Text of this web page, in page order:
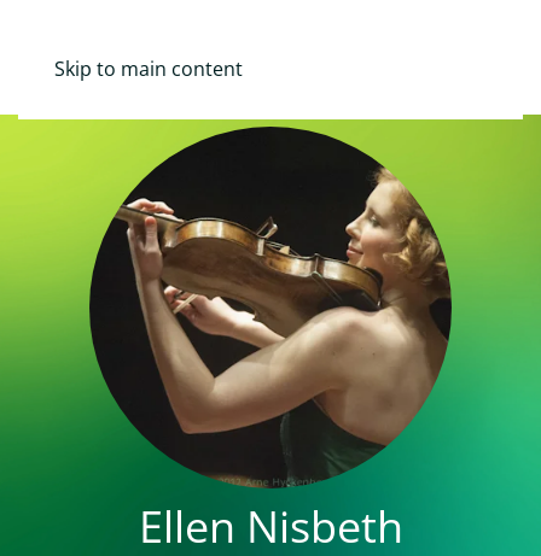
Skip to main content
Ellen Nisbeth